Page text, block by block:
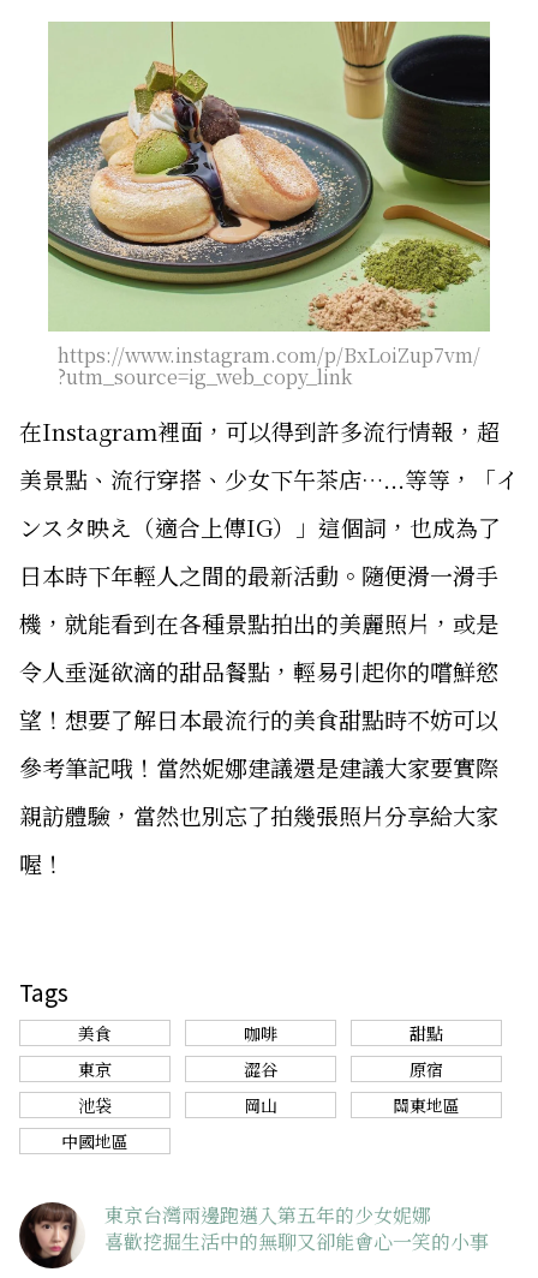
https://www.instagram.com/p/BxLoiZup7vm/
?utm_source=ig_web_copy_link
在Instagram裡面，可以得到許多流行情報，超
美景點、流行穿搭、少女下午茶店…...等等，「イ
ンスタ映え（適合上傳IG）」這個詞，也成為了
日本時下年輕人之間的最新活動。隨便滑一滑手
機，就能看到在各種景點拍出的美麗照片，或是
令人垂涎欲滴的甜品餐點，輕易引起你的嚐鮮慾
望！想要了解日本最流行的美食甜點時不妨可以
參考筆記哦！當然妮娜建議還是建議大家要實際
親訪體驗，當然也別忘了拍幾張照片分享給大家
喔！
Tags
美食 咖啡
甜點
東京
澀谷
原宿
池袋
岡山
關東地區
中國地區
東京台灣兩邊跑邁入第五年的少女妮娜
喜歡挖掘生活中的無聊又卻能會心一笑的小事